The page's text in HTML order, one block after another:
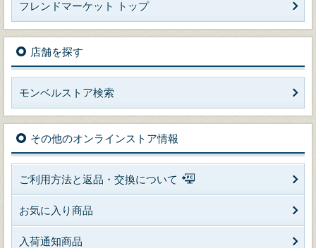
フレンドマーケット トップ
店舗を探す
モンベルストア検索
その他のオンラインストア情報
ご利用方法と返品・交換について
お気に入り商品
入荷通知商品